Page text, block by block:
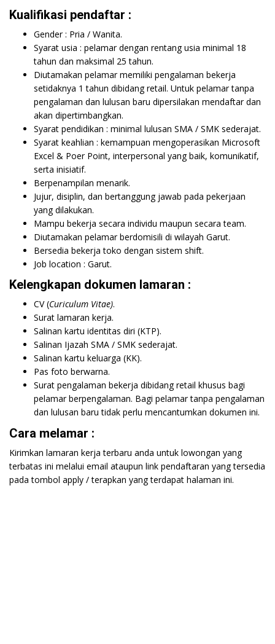
Kualifikasi pendaftar :
Gender : Pria / Wanita.
Syarat usia : pelamar dengan rentang usia minimal 18
tahun dan maksimal 25 tahun.
Diutamakan pelamar memiliki pengalaman bekerja
setidaknya 1 tahun dibidang retail. Untuk pelamar tanpa
pengalaman dan lulusan baru dipersilakan mendaftar dan
akan dipertimbangkan.
Syarat pendidikan : minimal lulusan SMA / SMK sederajat.
Syarat keahlian : kemampuan mengoperasikan Microsoft
Excel & Poer Point, interpersonal yang baik, komunikatif,
serta inisiatif.
Berpenampilan menarik.
Jujur, disiplin, dan bertanggung jawab pada pekerjaan
yang dilakukan.
Mampu bekerja secara individu maupun secara team.
Diutamakan pelamar berdomisili di wilayah Garut.
Bersedia bekerja toko dengan sistem shift.
Job location : Garut.
Kelengkapan dokumen lamaran :
CV (Curiculum Vitae).
Surat lamaran kerja.
Salinan kartu identitas diri (KTP).
Salinan Ijazah SMA / SMK sederajat.
Salinan kartu keluarga (KK).
Pas foto berwarna.
Surat pengalaman bekerja dibidang retail khusus bagi
pelamar berpengalaman. Bagi pelamar tanpa pengalaman
dan lulusan baru tidak perlu mencantumkan dokumen ini.
Cara melamar :
Kirimkan lamaran kerja terbaru anda untuk lowongan yang
terbatas ini melalui email ataupun link pendaftaran yang tersedia
pada tombol apply / terapkan yang terdapat halaman ini.